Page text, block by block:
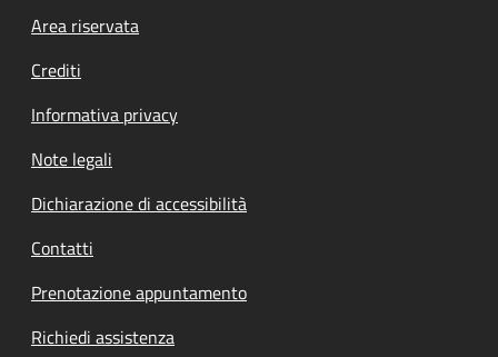
Footer menu
Area riservata
Crediti
Informativa privacy
Note legali
Dichiarazione di accessibilità
Contatti
Prenotazione appuntamento
Richiedi assistenza